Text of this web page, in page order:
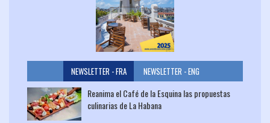
NEWSLETTER - FRA NEWSLETTER - ENG
Reanima el Café de la Esquina las propuestas
culinarias de La Habana